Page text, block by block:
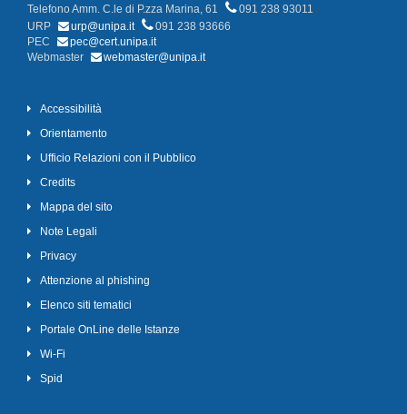
Telefono Amm. C.le di P.zza Marina, 61
091 238 93011
URP
urp@unipa.it
091 238 93666
PEC
pec@cert.unipa.it
Webmaster
webmaster@unipa.it
Accessibilità
Orientamento
Ufficio Relazioni con il Pubblico
Credits
Mappa del sito
Note Legali
Privacy
Attenzione al phishing
Elenco siti tematici
Portale OnLine delle Istanze
Wi-Fi
Spid